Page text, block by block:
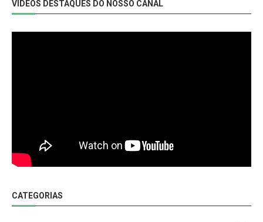
VIDEOS DESTAQUES DO NOSSO CANAL
CATEGORIAS